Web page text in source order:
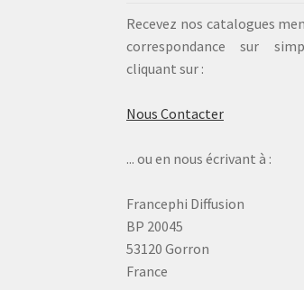
Recevez nos catalogues
correspondance sur
cliquant sur :
Nous Contacter
... ou en nous écrivant à :
Francephi Diffusion
BP 20045
53120 Gorron
France